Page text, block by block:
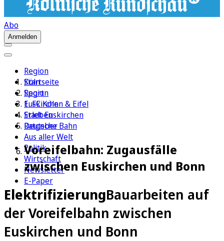
Abo
Anmelden
Region
Köln
Sport
1. FC Köln
Erleben
Ratgeber
Aus aller Welt
Politik
Wirtschaft
Newsletter
E-Paper
Startseite
Region
Euskirchen & Eifel
Stadt Euskirchen
Deutsche Bahn
Voreifelbahn: Zugausfälle
zwischen Euskirchen und Bonn
ElektrifizierungBauarbeiten auf
der Voreifelbahn zwischen
Euskirchen und Bonn